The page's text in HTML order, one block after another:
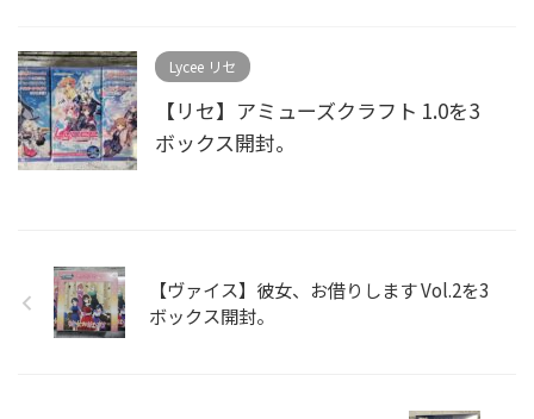
Lycee リセ
【リセ】アミューズクラフト 1.0を3
ボックス開封。
【ヴァイス】彼女、お借りします Vol.2を3
ボックス開封。